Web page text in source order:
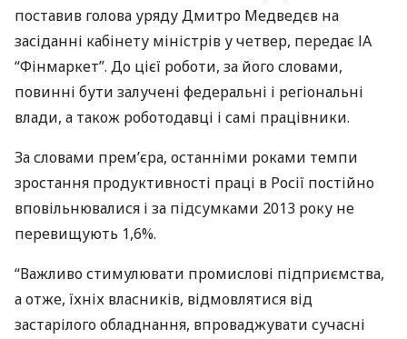
поставив голова уряду Дмитро Медведєв на
засіданні кабінету міністрів у четвер, передає ІА
“Фінмаркет”. До цієї роботи, за його словами,
повинні бути залучені федеральні і регіональні
влади, а також роботодавці і самі працівники.
За словами прем’єра, останніми роками темпи
зростання продуктивності праці в Росії постійно
вповільнювалися і за підсумками 2013 року не
перевищують 1,6%.
“Важливо стимулювати промислові підприємства,
а отже, їхніх власників, відмовлятися від
застарілого обладнання, впроваджувати сучасні